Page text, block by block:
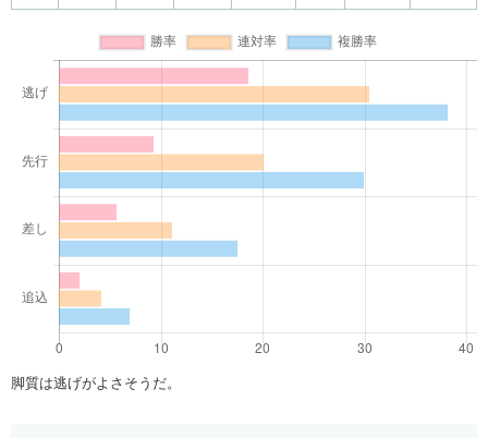
脚質は逃げがよさそうだ。